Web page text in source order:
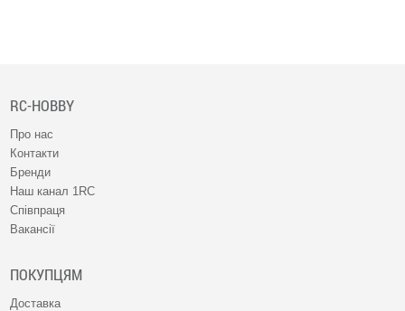
RC-HOBBY
Про нас
Контакти
Бренди
Наш канал 1RC
Співпраця
Вакансії
ПОКУПЦЯМ
Доставка